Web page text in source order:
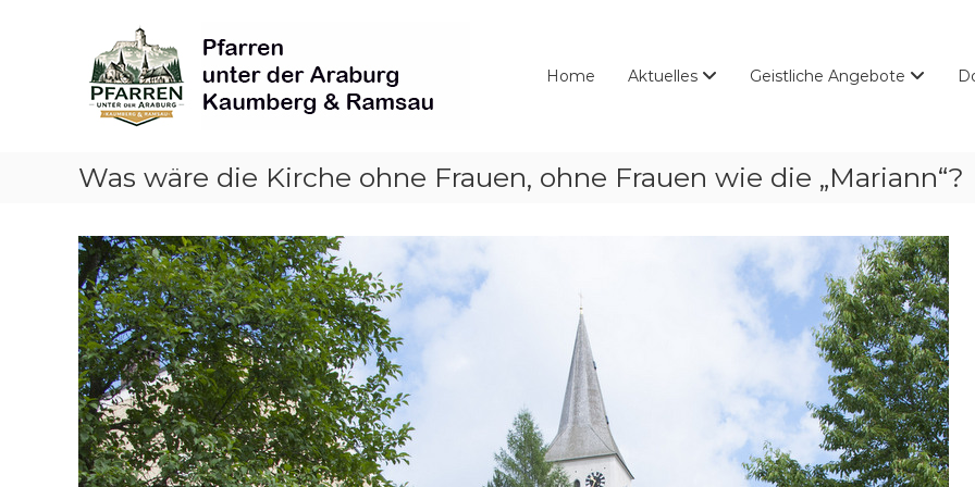
Pfarren
unter
derAraburg
in
Kaumberg
Home Aktuelles Geistliche Angebote
Was wäre die Kirche ohne Frauen, ohne Frauen wie die „Mariann“?